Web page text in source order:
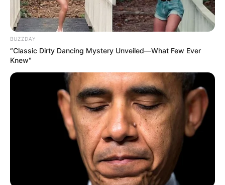
BUZZDAY
“Classic Dirty Dancing Mystery Unveiled—What Few Ever
Knew"